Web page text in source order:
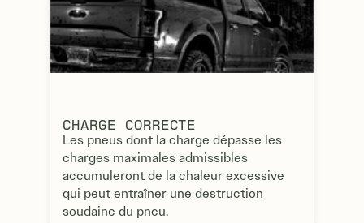
CHARGE CORRECTE
Les pneus dont la charge dépasse les
charges maximales admissibles
accumuleront de la chaleur excessive
qui peut entraîner une destruction
soudaine du pneu.